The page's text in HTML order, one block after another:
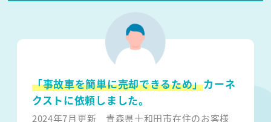
「事故車を簡単に売却できるため」カーネ
クストに依頼しました。
2024年7月更新 青森県十和田市在住のお客様